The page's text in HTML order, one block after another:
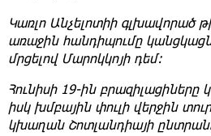
Կառլո Անչելոտիի գլխավորած
առաջին հանդիպումը
մրցելով Մարոկկոյի դեմ։
Հունիսի 19-ին բրազիլացիները
իսկ խմբային փուլի վերջին
կխաղան Շոտլանդիայի